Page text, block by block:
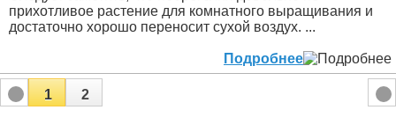
прихотливое растение для комнатного выращивания и
достаточно хорошо переносит сухой воздух. ...
Подробнее
1 2